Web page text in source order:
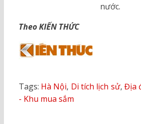
nước.
Theo KIẾN THỨC
Tags: Hà Nội, Di tích lịch sử,Địa
- Khu mua sắm